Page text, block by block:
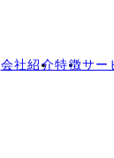
会社紹介特徴サー